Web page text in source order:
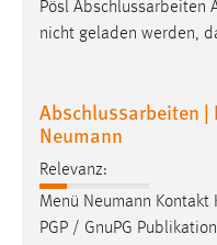
Pösl Abschlussarbeiten
nicht geladen werden,
Abschlussarbeiten |
Neumann
Relevanz:
Menü Neumann Kontakt
PGP / GnuPG